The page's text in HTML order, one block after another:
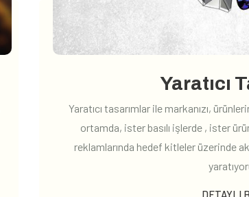
Yaratıcı
Yaratıcı tasarımlar ile markanızı,
ortamda, ister basılı işlerde , ister
reklamlarında hedef kitleler üzerinde
DETAYLI